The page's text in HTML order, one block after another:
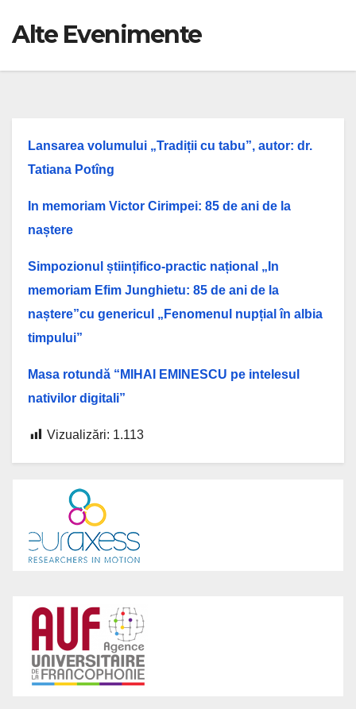
Alte Evenimente
Lansarea volumului „Tradiții cu tabu”, autor: dr.
Tatiana Potîng
In memoriam Victor Cirimpei: 85 de ani de la
naștere
Simpozionul științifico-practic național „In
memoriam Efim Junghietu: 85 de ani de la
naștere”cu genericul „Fenomenul nupțial în albia
timpului”
Masa rotundă “MIHAI EMINESCU pe intelesul
nativilor digitali”
Vizualizări: 1.113